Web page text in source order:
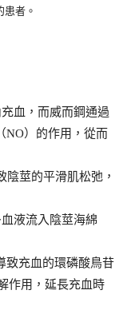
者。
血，而威而鋼通過
NO）的作用，從而
陰莖的平滑肌松弛，
液流入陰莖海綿
致充血的環磷酸鳥苷
作用，延長充血時